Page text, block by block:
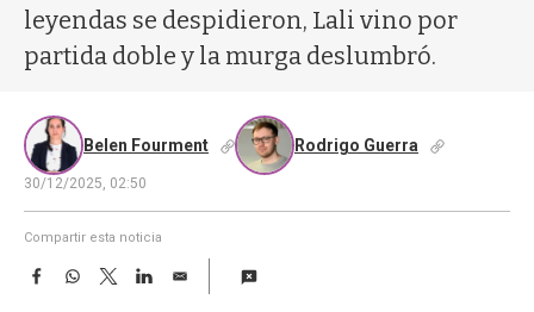
leyendas se despidieron, Lali vino por
partida doble y la murga deslumbró.
Belen Fourment Rodrigo Guerra
30/12/2025, 02:50
Compartir esta noticia
F
W
T
w
L
E